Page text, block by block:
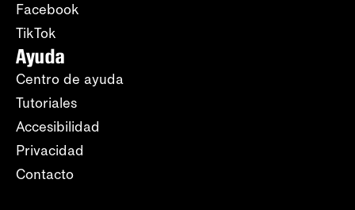
Facebook
TikTok
Ayuda
Centro de ayuda
Tutoriales
Accesibilidad
Privacidad
Contacto